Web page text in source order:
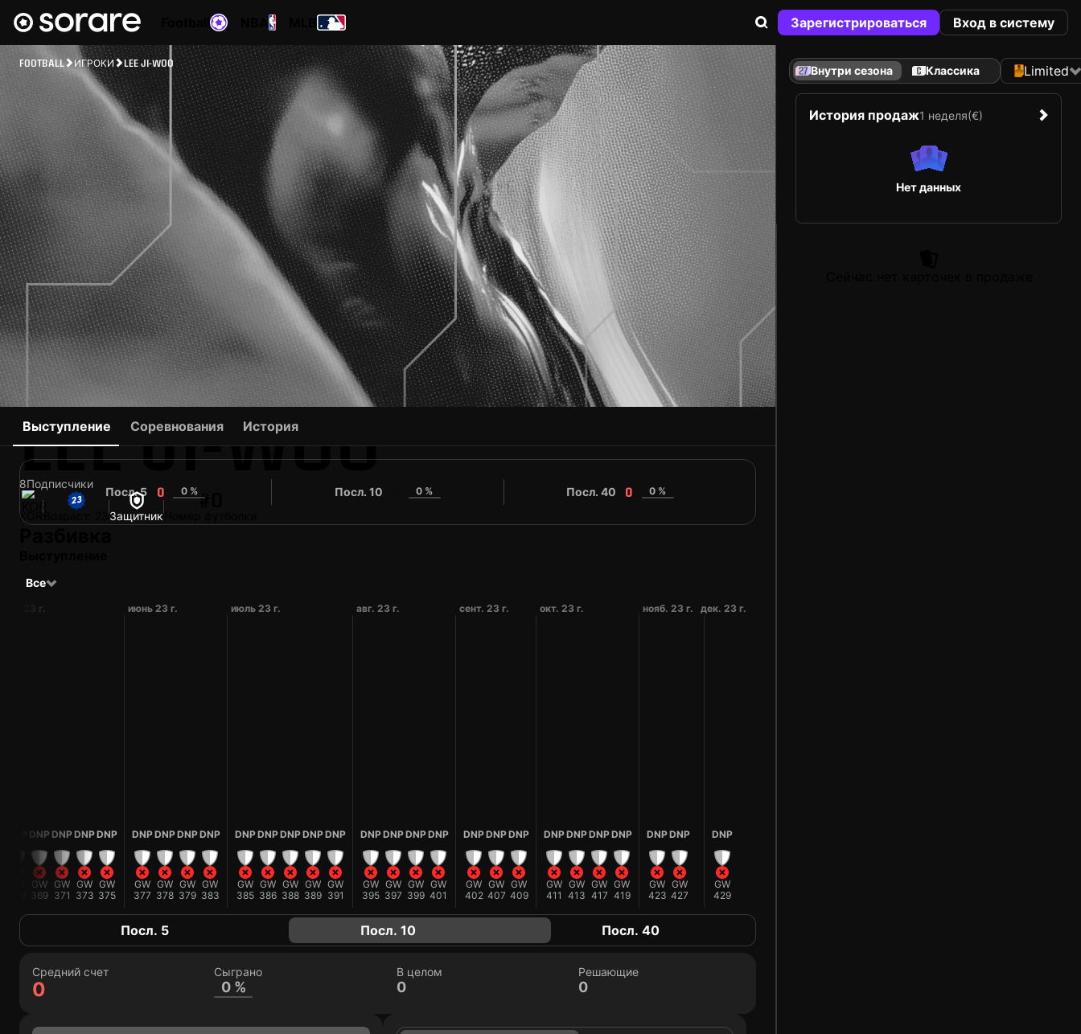
Зарегистрироваться Вход в систему
FOOTBALL ИГРОКИ LEE JI-WOO
LEE JI-WOO
8Подписчики
KOR Защитник
#0
Выступление Соревнования История
Посл. 5 0 0 % Посл. 10 0 % Посл. 40 0 0 %
Все
май 23 г.
DNP
GW
369
DNP
GW
371
DNP
GW
373
DNP
GW
375
июнь 23 г.
DNP
GW
377
DNP
GW
378
DNP
GW
379
DNP
GW
383
июль 23 г.
DNP
GW
385
DNP
GW
386
DNP
GW
388
DNP
GW
389
DNP
GW
391
авг. 23 г.
DNP
GW
395
DNP
GW
397
DNP
GW
399
DNP
GW
401
сент. 23 г.
DNP
GW
402
DNP
GW
407
DNP
GW
409
окт. 23 г.
DNP
GW
411
DNP
GW
413
DNP
GW
417
DNP
GW
419
нояб. 23 г.
DNP
GW
423
DNP
GW
427
дек. 23 г.
DNP
GW
429
Посл. 5 Посл. 10 Посл. 40
Средний счет
0
Сыграно
0 %
В целом
0
Решающие
0
Внутри сезона Классика Limited
История продаж1 неделя(€)
Нет данных